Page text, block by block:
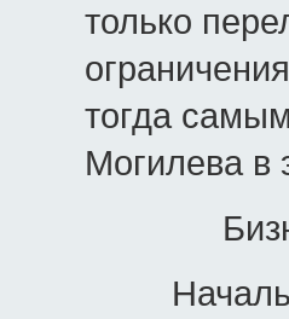
только
тогда
Могилева в